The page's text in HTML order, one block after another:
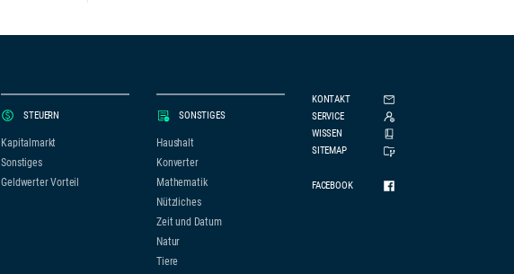
STEUERN
Kapitalmarkt
Sonstiges
Geldwerter Vorteil
SONSTIGES
Haushalt
Konverter
Mathematik
Nützliches
Zeit und Datum
Natur
Tiere
KONTAKT
SERVICE
WISSEN
SITEMAP
FACEBOOK